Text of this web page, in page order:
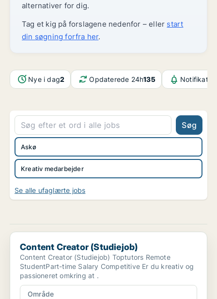
alternativer for dig.
Tag et kig på forslagene nedenfor – eller start
din søgning forfra her.
Nye i dag2 Opdaterede 24h135
Søg
Kreativ medarbejder
Askø
Se alle ufaglærte jobs
Content Creator (Studiejob)
Content Creator (Studiejob)
Content Creator (Studiejob) Toptutors Remote
StudentPart-time Salary Competitive Er du kreativ og
passioneret omkring at .
Område